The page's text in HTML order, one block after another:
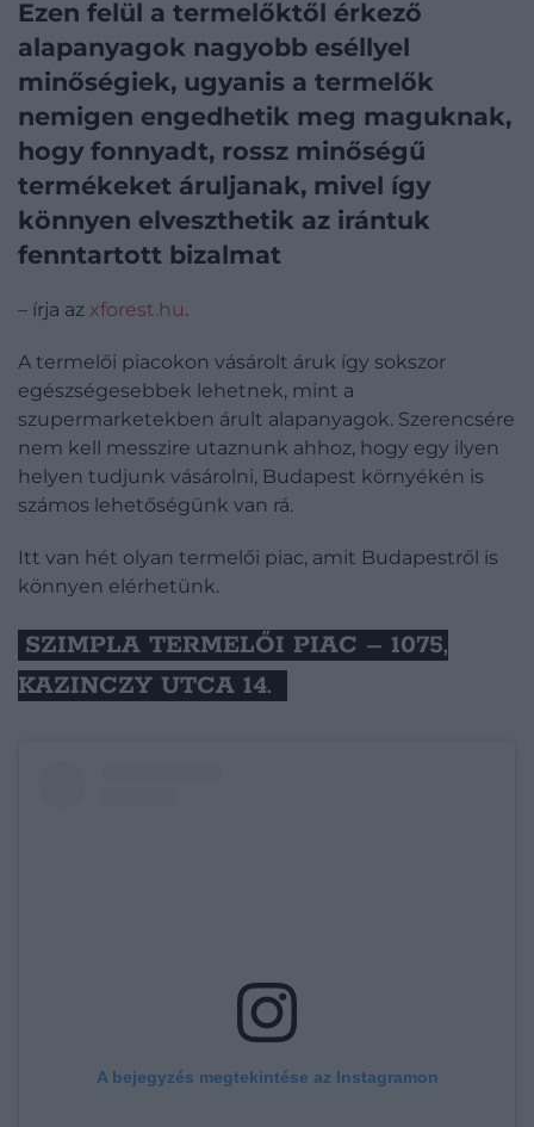
Ezen felül a termelőktől érkező
alapanyagok nagyobb eséllyel
minőségiek, ugyanis a termelők
nemigen engedhetik meg maguknak,
hogy fonnyadt, rossz minőségű
termékeket áruljanak, mivel így
könnyen elveszthetik az irántuk
fenntartott bizalmat
– írja az xforest.hu.
A termelői piacokon vásárolt áruk így sokszor
egészségesebbek lehetnek, mint a
szupermarketekben árult alapanyagok. Szerencsére
nem kell messzire utaznunk ahhoz, hogy egy ilyen
helyen tudjunk vásárolni, Budapest környékén is
számos lehetőségünk van rá.
Itt van hét olyan termelői piac, amit Budapestről is
könnyen elérhetünk.
SZIMPLA TERMELŐI PIAC – 1075,
KAZINCZY UTCA 14.
A bejegyzés megtekintése az Instagramon